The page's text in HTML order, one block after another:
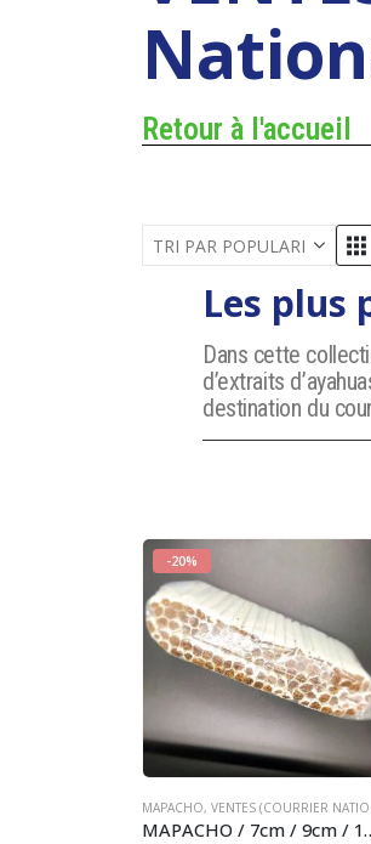
Retour à l'accueil
Les plus
Dans cette
d’extraits
destination du
-20%
MAPACHO, VENTES (COURRIER NATIONAL)
MAPACHO / 7cm / 9cm / 12cm